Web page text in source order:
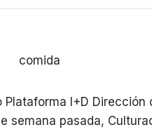
Plataforma I+D Dirección
semana pasada,